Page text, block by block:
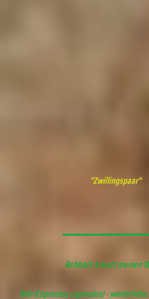
"Zwillingspaar"
Rehbock kreuzt meinen
Reh (Capreolus capreolus) -